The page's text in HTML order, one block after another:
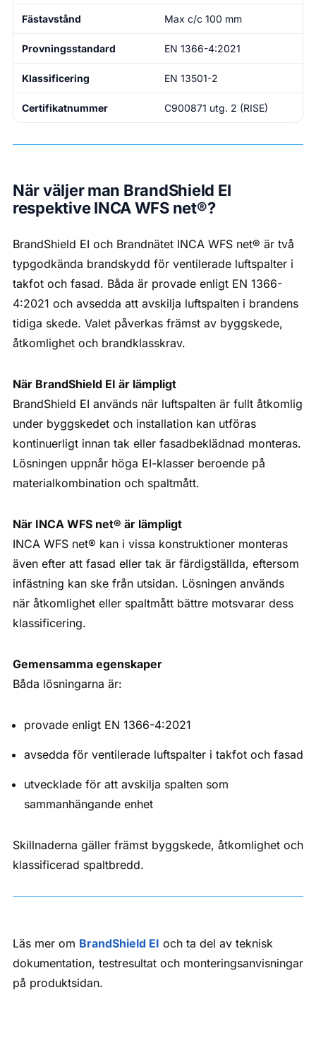
Fästavstånd Max c/c 100 mm
Provningsstandard EN 1366-4:2021
Klassificering EN 13501-2
Certifikatnummer C900871 utg. 2 (RISE)
När väljer man BrandShield EI
respektiveINCA WFS net®?
BrandShield EI och Brandnätet INCA WFS net® är två
typgodkända brandskydd för ventilerade luftspalter i
takfot och fasad. Båda är provade enligt EN 1366-
4:2021 och avsedda att avskilja luftspalten i brandens
tidiga skede. Valet påverkas främst av byggskede,
åtkomlighet och brandklasskrav.
När BrandShield EI är lämpligt
BrandShield EI används när luftspalten är fullt åtkomlig
under byggskedet och installation kan utföras
kontinuerligt innan tak eller fasadbeklädnad monteras.
Lösningen uppnår höga EI-klasser beroende på
materialkombination och spaltmått.
När INCA WFS net® är lämpligt
INCA WFS net® kan i vissa konstruktioner monteras
även efter att fasad eller tak är färdigställda, eftersom
infästning kan ske från utsidan. Lösningen används
när åtkomlighet eller spaltmått bättre motsvarar dess
klassificering.
Gemensamma egenskaper
Båda lösningarna är:
provade enligt EN 1366-4:2021
avsedda för ventilerade luftspalter i takfot och fasad
utvecklade för att avskilja spalten som
sammanhängande enhet
Skillnaderna gäller främst byggskede, åtkomlighet och
klassificerad spaltbredd.
Läs mer om BrandShield EI och ta del av teknisk
dokumentation, testresultat och monteringsanvisningar
på produktsidan.